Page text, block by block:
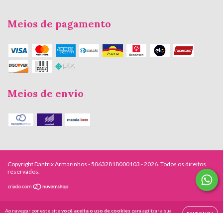
Ao navegar por este sitevocê aceita o uso de cookies para agilizar a sua
Meios de pagamento
Meios de envio
Copyright Dantrix Armarinhos - 50632818000103 - 2026. Todos os direitos
reservados.